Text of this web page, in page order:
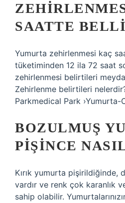
SAATTE
Yumurta zehirlenmesi kaç
tüketiminden 12 ila 72 saat
zehirlenmesi belirtileri
Zehirlenme belirtileri
Parkmedical Park ›Yumurta-
BOZULMUŞ
PIŞINCE
Kırık yumurta pişirildiğinde,
vardır ve renk çok karanlık
sahip olabilir.